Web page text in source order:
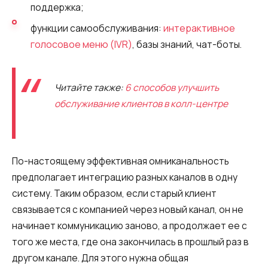
поддержка;
функции самообслуживания: интерактивное
голосовое меню (IVR), базы знаний, чат-боты.
Читайте также: 6 способов улучшить
обслуживание клиентов в колл-центре
По-настоящему эффективная омниканальность
предполагает интеграцию разных каналов в одну
систему. Таким образом, если старый клиент
связывается с компанией через новый канал, он не
начинает коммуникацию заново, а продолжает ее с
того же места, где она закончилась в прошлый раз в
другом канале. Для этого нужна общая